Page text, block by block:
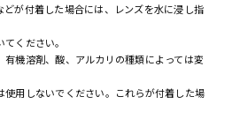
が付着した場合には、レンズを水に浸し指
ください。
機溶剤、酸、アルカリの種類によっては変
用しないでください。これらが付着した場